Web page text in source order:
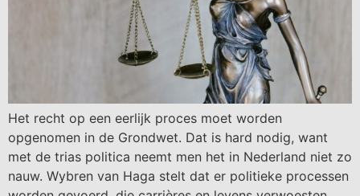
Het recht op een eerlijk proces moet worden
opgenomen in de Grondwet. Dat is hard nodig, want
met de trias politica neemt men het in Nederland niet zo
nauw. Wybren van Haga stelt dat er politieke processen